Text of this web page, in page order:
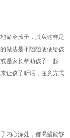
命令孩子，其实这样是
做法是不随随便便给孩
是家长帮助孩子一起
让孩子听话，注意方式
内心深处，都渴望能够